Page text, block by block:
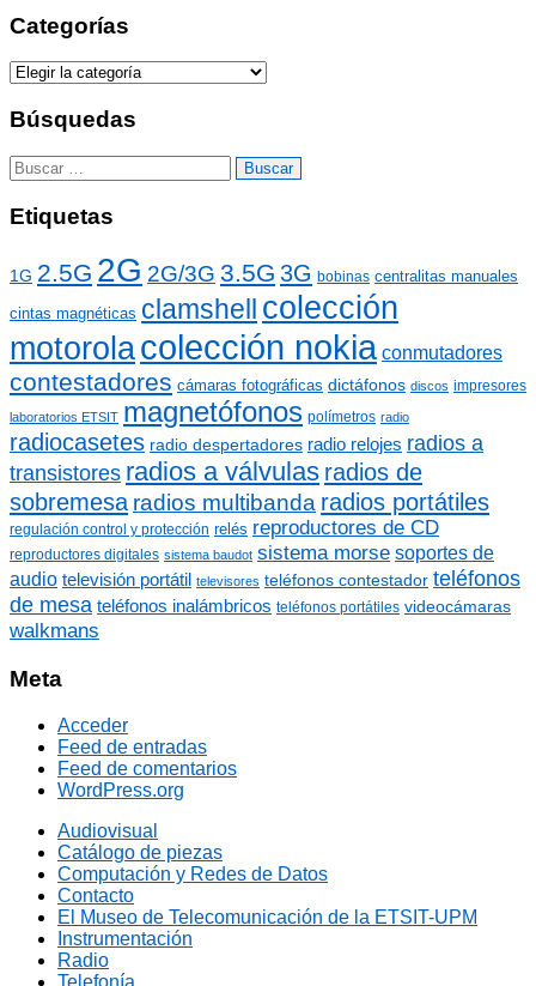
c
i
v
s
Categorías
C
t
g
o
í
s
Búsquedas
B
u
s
c
r
Etiquetas
1G 2.5G 2G 2G/3G 3.5G 3G bobinas centralitas manuales
cintas magnéticas clamshell
colección
motorolacolección nokia conmutadores
contestadores cámaras fotográficas dictáfonos discos impresores
laboratorios ETSIT magnetófonos polímetros radio
radiocasetes radio despertadores radio relojes radios a
transistores radios a válvulas radios de
sobremesa radios multibanda radios portátiles
regulación control y protección relés reproductores de CD
reproductores digitales sistema baudot sistema morse soportes de
audio televisión portátil televisores teléfonos contestador teléfonos
de mesa teléfonos inalámbricos teléfonos portátiles videocámaras
walkmans
Meta
Acceder
Feed de entradas
Feed de comentarios
WordPress.org
Audiovisual
Catálogo de piezas
Computación y Redes de Datos
Contacto
El Museo de Telecomunicación de la ETSIT-UPM
Instrumentación
Radio
Telefonía